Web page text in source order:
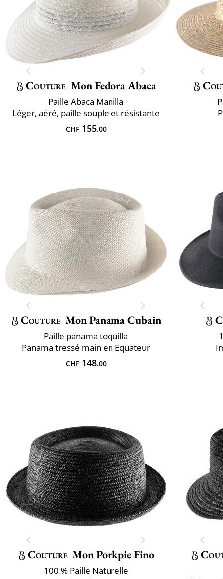
Couture Mon Fedora Abaca
Paille Abaca Manilla
Léger, aéré, paille souple et résistante
CHF155.00
Couture Mon Panama Cubain
Paille panama toquilla
Panama tressé main en Equateur
CHF148.00
Couture Mon Porkpie Fino
100 % Paille Naturelle